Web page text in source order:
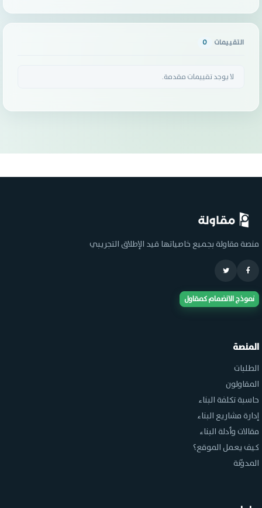
التقييمات 0
لا يوجد تقييمات مقدمة.
منصة مقاولة بجميع خاصياتها قيد الإطلاق التجريبي
نموذج الانضمام كمقاول
المنصة
الطلبات
المقاولون
حاسبة تكلفة البناء
إدارة مشاريع البناء
مقالات وأدلة البناء
كيف يعمل الموقع؟
المدوّنة